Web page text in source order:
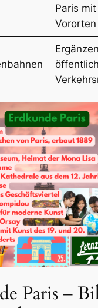
Paris mit
Vororten
Paris –